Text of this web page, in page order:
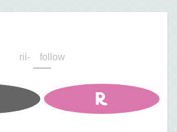
rii- follow